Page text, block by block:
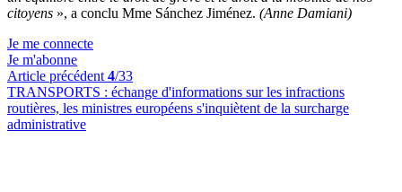
citoyens », a conclu Mme Sánchez Jiménez. (Anne Damiani)
Je me connecte
Je m'abonne
Article précédent 4/33
TRANSPORTS : échange d'informations sur les infractions
routières, les ministres européens s'inquiètent de la surcharge
administrative